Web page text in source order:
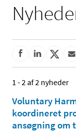
1 - 2 af 2 nyheder
Voluntary
koordineret
ansøgning om